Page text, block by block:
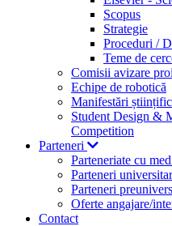
Scopus
Strategie
Proceduri /
Teme de
Comisii avizare
Echipe de robotică
Manifestări
Student Design &
Competition
Parteneri
Parteneriate cu
Parteneri
Parteneri
Oferte angajare/
Contact